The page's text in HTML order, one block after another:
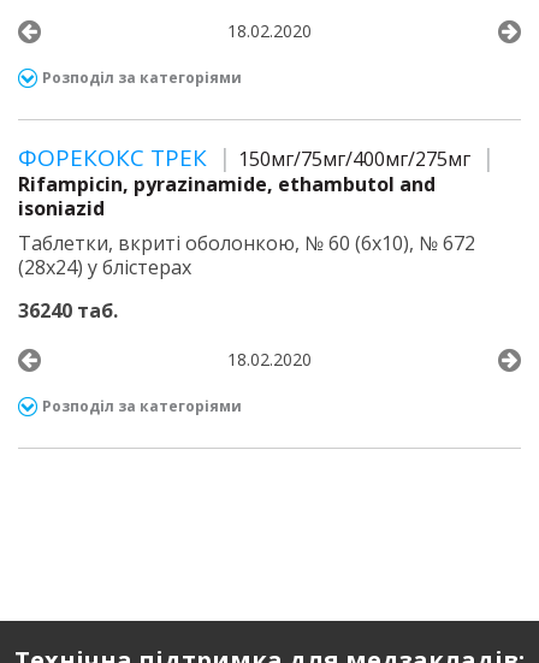
18.02.2020
Розподіл за категоріями
ФОРЕКОКС ТРЕК
150мг/75мг/400мг/275мг
Rifampicin, pyrazinamide, ethambutol and
isoniazid
Таблетки, вкриті оболонкою, № 60 (6х10), № 672
(28х24) у блістерах
36240 таб.
18.02.2020
Розподіл за категоріями